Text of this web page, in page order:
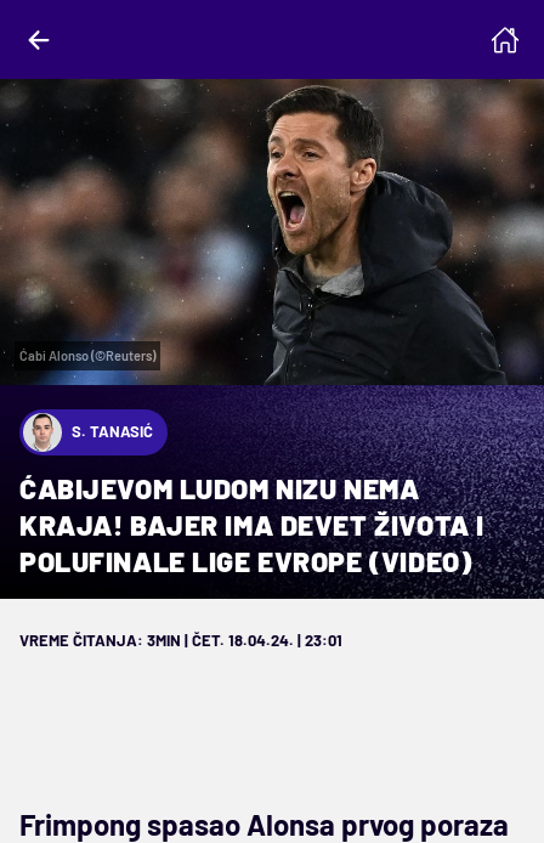
Ćabi Alonso (©Reuters)
S. TANASIĆ
ĆABIJEVOM LUDOM NIZU NEMA
KRAJA! BAJER IMA DEVET ŽIVOTA I
POLUFINALE LIGE EVROPE (VIDEO)
VREME ČITANJA: 3MIN | ČET. 18.04.24. | 23:01
Frimpong spasao Alonsa prvog poraza